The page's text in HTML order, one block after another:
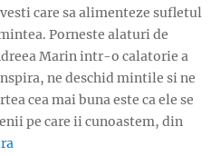
care sa alimenteze sufletul
Porneste alaturi de
Marin intr-o calatorie a
ne deschid mintile si ne
cea mai buna este ca ele se
pe care ii cunoastem, din